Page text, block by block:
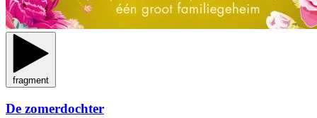
fragment
De zomerdochter